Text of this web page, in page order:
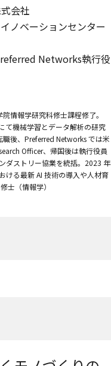
会社
ノベーションセンター
Networks執行役
情報学研究科修士課程修了。
て機械学習とデータ解析の研究
後、Preferred Networks では米
Officer、帰国後は執行役員
ダストリー協業を統括。2023 年
ける最新 AI 技術の導入や人材育
士（情報学）